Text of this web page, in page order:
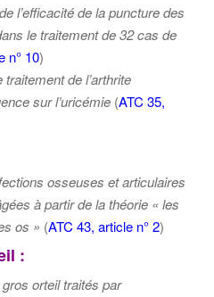
l’efficacité de la puncture des
le traitement de 32 cas de
n° 10)
traitement de l’arthrite
sur l’uricémie (ATC 35,
osseuses et articulaires
à partir de la théorie « les
os » (ATC 43, article n° 2)
:
orteil traités par